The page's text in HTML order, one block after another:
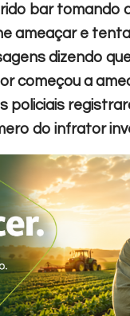
bar tomando
ameaçar e
dizendo
começou a
policiais
do infrator